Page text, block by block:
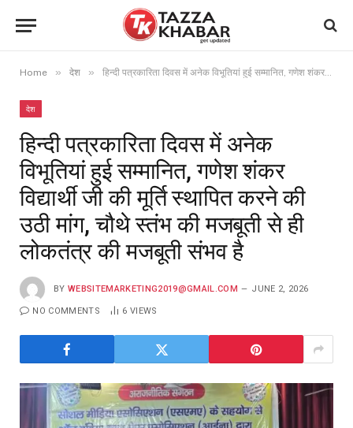
Home » देश » हिन्दी पत्रकारिता दिवस में अनेक विभूतियां हुई सम्मानित, गणेश शंकर विद्यार्थी जी की मूर्ति स्थापित करने की उठी मांग, चौथे स्तंभ की मजबूती से ही लोकतंत्र की मजबूती संभव है
देश
हिन्दी पत्रकारिता दिवस में अनेक
विभूतियां हुई सम्मानित, गणेश शंकर
विद्यार्थी जी की मूर्ति स्थापित करने की
उठी मांग, चौथे स्तंभ की मजबूती से ही
लोकतंत्र की मजबूती संभव है
BY WEBSITEMARKETING2019@GMAIL.COM JUNE 2, 2026
NO COMMENTS 6 VIEWS